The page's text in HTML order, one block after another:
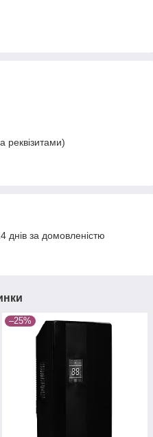
реквізитами)
днів за домовленістю
–25%